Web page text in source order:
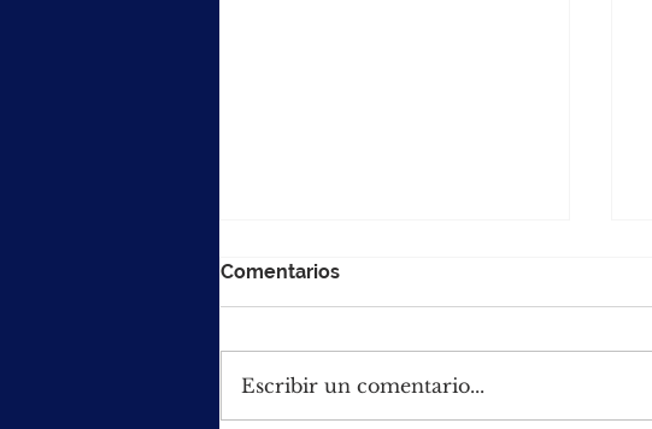
Comentarios
Escribir un comentario...